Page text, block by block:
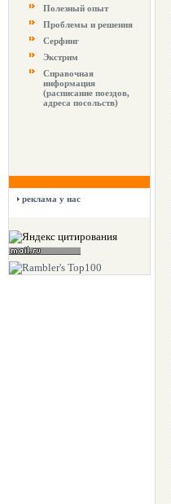
Полезный опыт
Проблемы и решения
Серфинг
Экстрим
Справочная
информация
(расписание поездов,
адреса посольств)
реклама у нас